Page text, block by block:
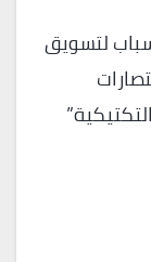
لتسويق